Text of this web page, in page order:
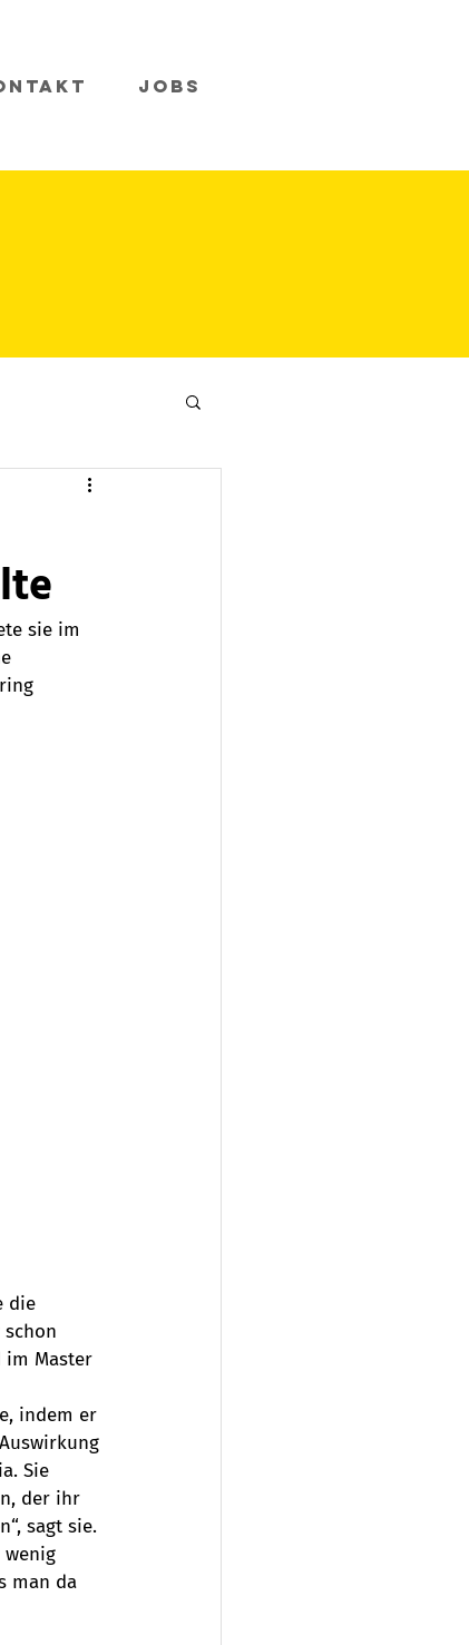
Jobs
sie im
die
im Master
indem er
Sie
der ihr
sagt sie.
wenig
man da